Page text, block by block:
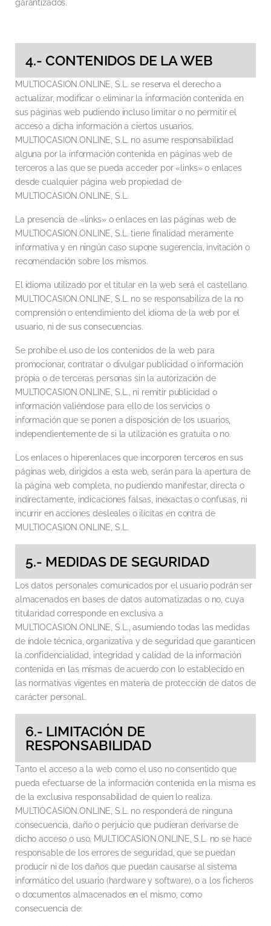
garantizados.
4.- CONTENIDOS DE LA WEB
MULTIOCASION.ONLINE, S.L. se reserva el derecho a
actualizar, modificar o eliminar la información contenida en
sus páginas web pudiendo incluso limitar o no permitir el
acceso a dicha información a ciertos usuarios.
MULTIOCASION.ONLINE, S.L. no asume responsabilidad
alguna por la información contenida en páginas web de
terceros a las que se pueda acceder por «links» o enlaces
desde cualquier página web propiedad de
MULTIOCASION.ONLINE, S.L.
La presencia de «links» o enlaces en las páginas web de
MULTIOCASION.ONLINE, S.L. tiene finalidad meramente
informativa y en ningún caso supone sugerencia, invitación o
recomendación sobre los mismos.
El idioma utilizado por el titular en la web será el castellano.
MULTIOCASION.ONLINE, S.L. no se responsabiliza de la no
comprensión o entendimiento del idioma de la web por el
usuario, ni de sus consecuencias.
Se prohíbe el uso de los contenidos de la web para
promocionar, contratar o divulgar publicidad o información
propia o de terceras personas sin la autorización de
MULTIOCASION.ONLINE, S.L., ni remitir publicidad o
información valiéndose para ello de los servicios o
información que se ponen a disposición de los usuarios,
independientemente de si la utilización es gratuita o no.
Los enlaces o hiperenlaces que incorporen terceros en sus
páginas web, dirigidos a esta web, serán para la apertura de
la página web completa, no pudiendo manifestar, directa o
indirectamente, indicaciones falsas, inexactas o confusas, ni
incurrir en acciones desleales o ilícitas en contra de
MULTIOCASION.ONLINE, S.L.
5.- MEDIDAS DE SEGURIDAD
Los datos personales comunicados por el usuario podrán ser
almacenados en bases de datos automatizadas o no, cuya
titularidad corresponde en exclusiva a
MULTIOCASION.ONLINE, S.L., asumiendo todas las medidas
de índole técnica, organizativa y de seguridad que garanticen
la confidencialidad, integridad y calidad de la información
contenida en las mismas de acuerdo con lo establecido en
las normativas vigentes en materia de protección de datos de
carácter personal.
6.- LIMITACIÓN DE
RESPONSABILIDAD
Tanto el acceso a la web como el uso no consentido que
pueda efectuarse de la información contenida en la misma es
de la exclusiva responsabilidad de quien lo realiza.
MULTIOCASION.ONLINE, S.L. no responderá de ninguna
consecuencia, daño o perjuicio que pudieran derivarse de
dicho acceso o uso. MULTIOCASION.ONLINE, S.L. no se hace
responsable de los errores de seguridad, que se puedan
producir ni de los daños que puedan causarse al sistema
informático del usuario (hardware y software), o a los ficheros
o documentos almacenados en el mismo, como
consecuencia de: